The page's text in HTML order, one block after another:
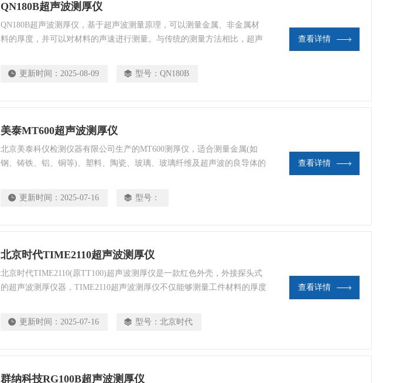
QN180B超声波测厚仪
QN180B超声波测厚仪，基于超声波测量原理，可以测量金属、非金属材
料的厚度，并可以对材料的声速进行测量。与传统的测量方法相比，超声
仪器具有多模式超声测厚功能，允许使用者在发射-回波模式（检测缺陷和
更新时间： 2025-08-09 型号： QN180B
查看详情
美泰MT600超声波测厚仪
北京美泰科仪检测仪器有限公司生产的MT600测厚仪，适合测量金属(如
钢、铸铁、铝、铜等)、塑料、陶瓷、玻璃、玻璃纤维及超声波的良导体的
层进行厚度测量而不计入涂层厚度；具有探头零点校准、两点校准功能，
更新时间： 2025-07-16 型号：
查看详情
北京时代TIME2110超声波测厚仪
北京时代TIME2110(原TT100)超声波测厚仪是一款红色外壳，外接探头式
的超声波测厚仪器，TIME2110超声波测厚仪不仅能够测量工件材料的厚度
围，具有欠压指示功能，可存储10个测量数值。
更新时间： 2025-07-16 型号： 北京时代
查看详情
群纳科技RG100B超声波测厚仪